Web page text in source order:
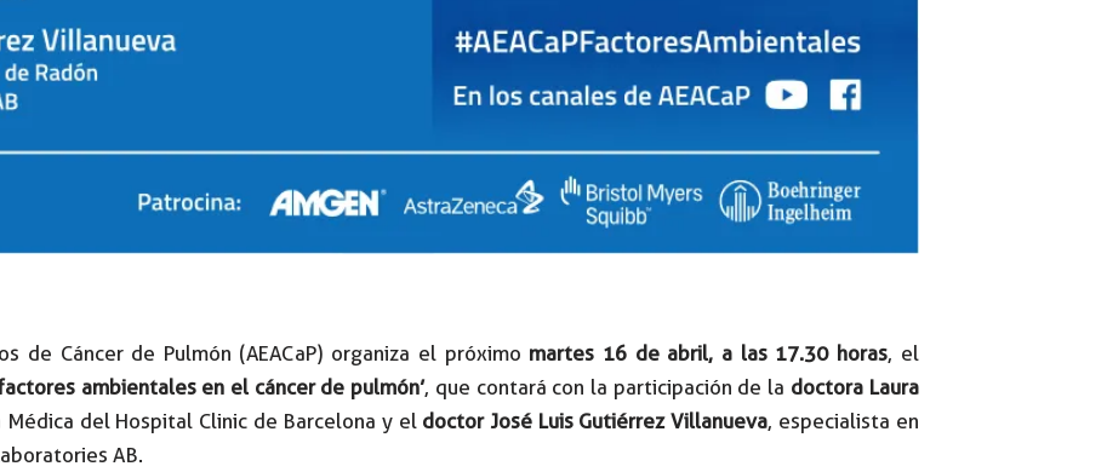
de Cáncer de Pulmón (AEACaP) organiza el próximo martes 16 de abril, a las 17.30 horas, el
ambientales en el cáncer de pulmón’, que contará con la participación de la doctora Laura
del Hospital Clinic de Barcelona y el doctor José Luis Gutiérrez Villanueva, especialista en
AB.